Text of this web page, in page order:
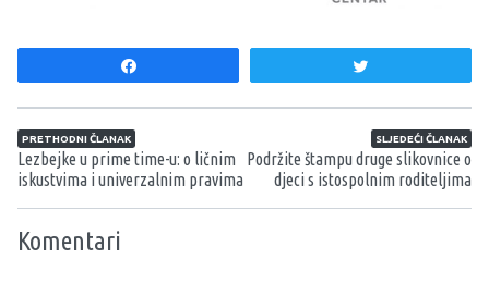
Navigacija članaka
PRETHODNI ČLANAK
Lezbejke u prime time-u: o ličnim
iskustvima i univerzalnim pravima
SLJEDEĆI ČLANAK
Podržite štampu druge slikovnice o
djeci s istospolnim roditeljima
Komentari